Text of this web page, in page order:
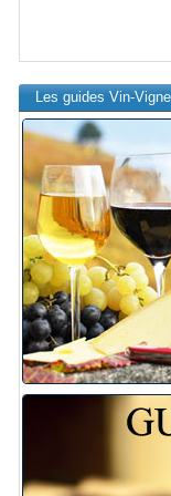
Les guides Vin-Vigne